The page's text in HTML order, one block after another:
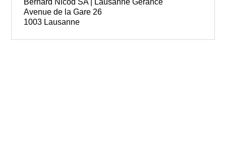
Bernard Nicod SA | Lausanne Gérance
Avenue de la Gare 26
1003 Lausanne